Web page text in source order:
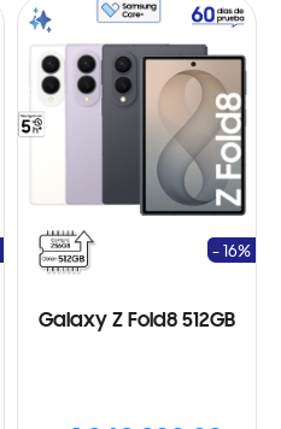
Galaxy Z Fold8 512GB
- 16%